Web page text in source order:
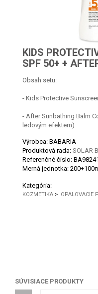
KIDS
SPF 50+ +
Obsah setu:
- Kids Protective
- After Sunbathing Balm
ledovým efektem)
Výrobca: BABARIA
Produktová rada: SOLAR
Referenčné číslo: BA98241
Merná jednotka:
Kategória:
KOZMETIKA > OPALOVACIE
SÚVISIACE PRODUKTY